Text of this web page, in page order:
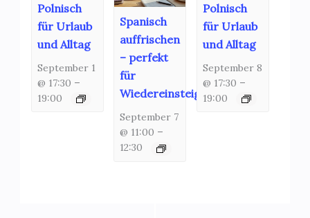
Polnisch
für Urlaub
und Alltag
September 1
@ 17:30 –
19:00
Spanisch
auffrischen
– perfekt
für
Wiedereinsteiger!
September 7
@ 11:00 –
12:30
Polnisch
für Urlaub
und Alltag
September 8
@ 17:30 –
19:00